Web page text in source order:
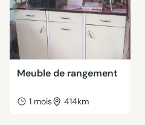
Meuble de rangement
1 mois 414km